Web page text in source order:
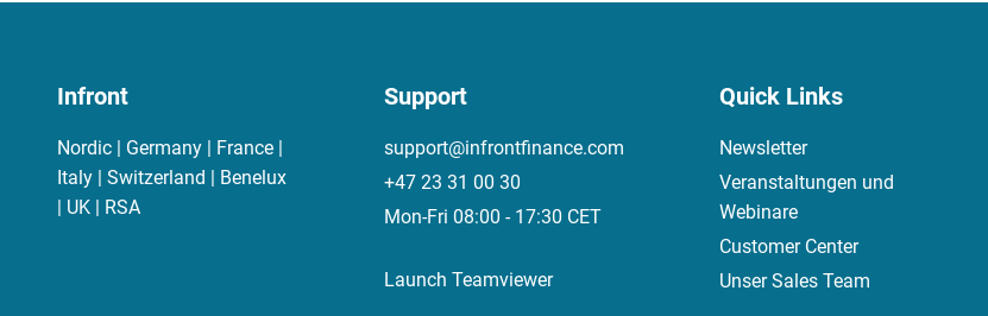
Infront
Nordic | Germany | France |
Italy | Switzerland | Benelux
| UK | RSA
Support
support@infrontfinance.com
+47 23 31 00 30
Mon-Fri 08:00 - 17:30 CET
Launch Teamviewer
Quick Links
Newsletter
Veranstaltungen und
Webinare
Customer Center
Unser Sales Team